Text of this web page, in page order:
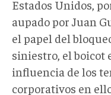
Estados Unidos,
aupado por Juan
el papel del
siniestro, el boicot
influencia de los
corporativos en